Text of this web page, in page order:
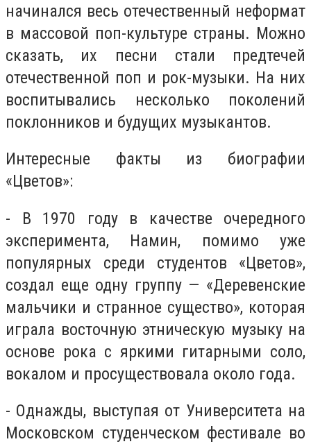
начинался весь отечественный неформат
в массовой поп-культуре страны. Можно
сказать, их песни стали предтечей
отечественной поп и рок-музыки. На них
воспитывались несколько поколений
поклонников и будущих музыкантов.
Интересные факты из биографии
«Цветов»:
- В 1970 году в качестве очередного
эксперимента, Намин, помимо уже
популярных среди студентов «Цветов»,
создал еще одну группу — «Деревенские
мальчики и странное существо», которая
играла восточную этническую музыку на
основе рока с яркими гитарными соло,
вокалом и просуществовала около года.
- Однажды, выступая от Университета на
Московском студенческом фестивале во